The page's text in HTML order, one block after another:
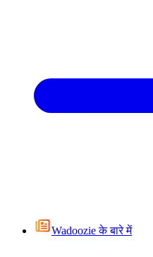
Wadoozie के बारे में